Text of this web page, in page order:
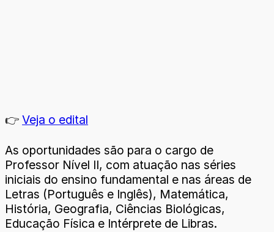
👉 Veja o edital
As oportunidades são para o cargo de
Professor Nível II, com atuação nas séries
iniciais do ensino fundamental e nas áreas de
Letras (Português e Inglês), Matemática,
História, Geografia, Ciências Biológicas,
Educação Física e Intérprete de Libras.